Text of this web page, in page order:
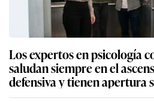
Los expertos en psicología
saludan siempre en el
defensiva y tienen apertura